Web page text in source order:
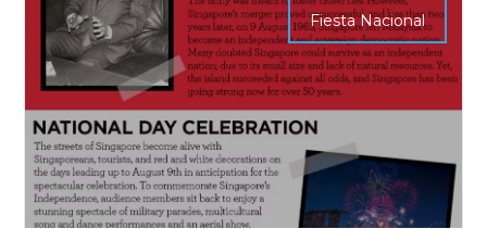
Fiesta Nacional